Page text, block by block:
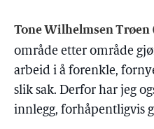
Tone Wilhelmsen Trøen
område etter område
arbeid i å forenkle,
slik sak. Derfor har jeg
innlegg, forhåpentligvis